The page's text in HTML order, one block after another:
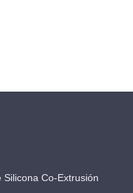
Co-Extrusión